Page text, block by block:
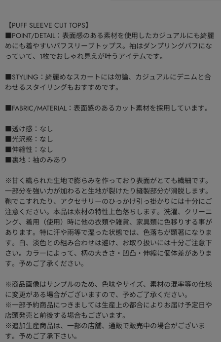
【PUFF SLEEVE CUT TOPS】
■POINT/DETAIL：表面感のある素材を使用したカジュアルにも綺麗
めにも着やすいパフスリーブトップス。袖はダンプリングパフにな
っていて、1枚でおしゃれ見えが叶うアイテムです。
■STYLING：綺麗めなスカートには勿論、カジュアルにデニムと合
わせるスタイリングもおすすめです。
■FABRIC/MATERIAL：表面感のあるカット素材を採用しています。
■透け感：なし
■光沢感：なし
■伸縮性：なし
■裏地：袖のみあり
※甘く織られた生地で膨らみを作っており表面がとても繊細です。
一部分を強い力が加わると生地が裂けたり縫製部分が滑脱します。
鞄でこすれたり、アクセサリーのひっかけ引っ掛かりには十分にご
注意ください。本品は素材の特性上色落ちします。洗濯、クリーニ
ング、着用（使用）時に他の衣類や雑貨、家具類に色移りする事が
あります。特に汗や雨等で湿った状態では、色落ちが顕著になりま
す。白、淡色との組み合わせは避け、お取り扱いには十分ご注意下
さい。カラーによって、柄の大きさ・凹凸・伸縮に個体差がありま
す。予めご了承ください。
※商品画像はサンプルのため、色味やサイズ、素材の混率等の仕様
に変更がある場合がございますので、予めご了承ください。
※一部予約商品につきましては生産上の都合によりお届け予定日や
店頭発売と前後する場合もございます。
※追加生産商品は、一部の店舗、通販で販売中の場合がございま
す。予めご了承下さい。